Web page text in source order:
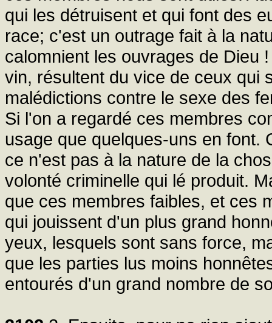
qui les détruisent et qui font des
race; c'est un outrage fait à la
calomnient les ouvrages de Dieu
vin, résultent du vice de ceux qui
malédictions contre le sexe des
Si l'on a regardé ces membres
usage que quelques-uns en font.
ce n'est pas à la nature de la
volonté criminelle qui lé produit.
que ces membres faibles, et ces
qui jouissent d'un plus grand
yeux, lesquels sont sans force,
que les parties lus moins
entourés d'un grand nombre de